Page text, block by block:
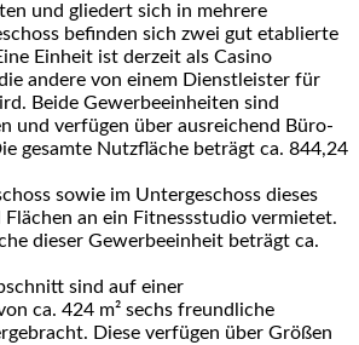
und gliedert sich in mehrere
befinden sich zwei gut etablierte
Einheit ist derzeit als Casino
andere von einem Dienstleister für
Beide Gewerbeeinheiten sind
und verfügen über ausreichend Büro-
gesamte Nutzfläche beträgt ca. 844,24
sowie im Untergeschoss dieses
Flächen an ein Fitnessstudio vermietet.
dieser Gewerbeeinheit beträgt ca.
sind auf einer
ca. 424 m² sechs freundliche
Diese verfügen über Größen